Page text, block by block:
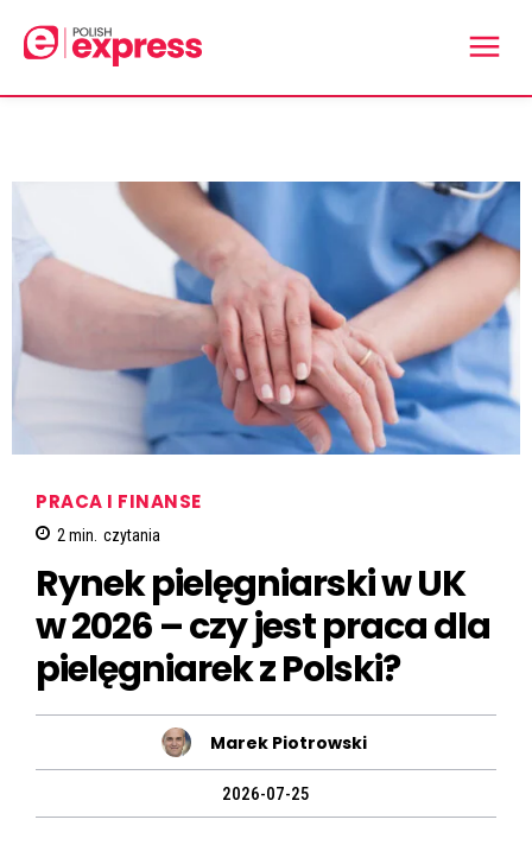
PRACA I FINANSE
2min. czytania
Rynek pielęgniarski w UK
w 2026 – czy jest praca dla
pielęgniarek z Polski?
Marek Piotrowski
2026-07-25